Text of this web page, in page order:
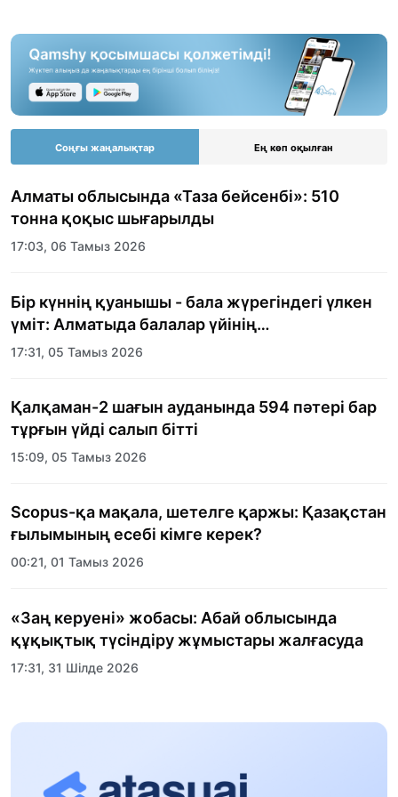
Соңғы жаңалықтар Ең көп оқылған
Алматы облысында «Таза бейсенбі»: 510
тонна қоқыс шығарылды
17:03, 06 Тамыз 2026
Бір күннің қуанышы - бала жүрегіндегі үлкен
үміт: Алматыда балалар үйінің
тәрбиеленушілеріне мерекелік күн
17:31, 05 Тамыз 2026
Қалқаман-2 шағын ауданында 594 пәтері бар
тұрғын үйді салып бітті
15:09, 05 Тамыз 2026
Scopus-қа мақала, шетелге қаржы: Қазақстан
ғылымының есебі кімге керек?
00:21, 01 Тамыз 2026
«Заң керуені» жобасы: Абай облысында
құқықтық түсіндіру жұмыстары жалғасуда
17:31, 31 Шілде 2026
Халықаралық «Формула-1 H2O» жарысын
13:13, 30 Шілде 2026